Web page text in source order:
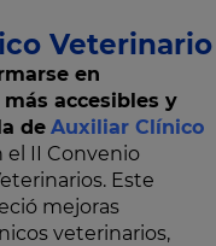
Veterinario
en
accesibles y
de Auxiliar Clínico
el II Convenio
Este
mejoras
veterinarios,